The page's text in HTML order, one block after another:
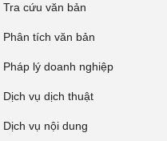
Tra cứu văn bản
Phân tích văn bản
Pháp lý doanh nghiệp
Dịch vụ dịch thuật
Dịch vụ nội dung